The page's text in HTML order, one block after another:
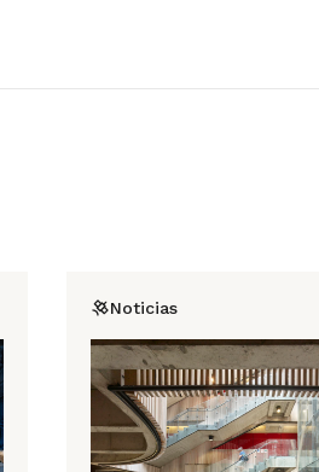
Noticias